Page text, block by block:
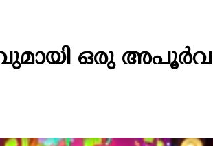
ഒരു അപൂർവ